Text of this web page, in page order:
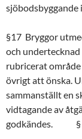
§17 Bryggor
och
rubricerat
övrigt att önska.
sammanställt en
vidtagande av
godkändes. §